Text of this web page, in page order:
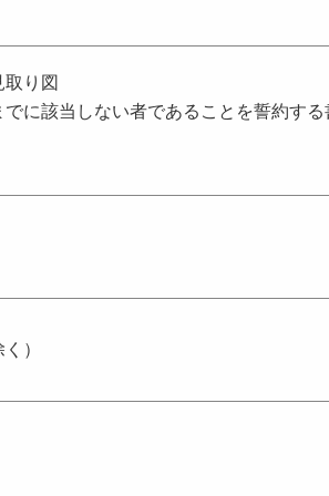
り図
に該当しない者であることを誓約する
）